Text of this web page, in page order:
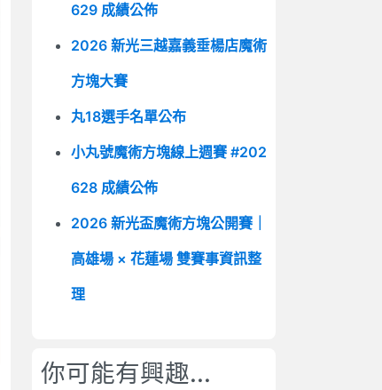
629 成績公佈
2026 新光三越嘉義垂楊店魔術
方塊大賽
丸18選手名單公布
小丸號魔術方塊線上週賽 #202
628 成績公佈
2026 新光盃魔術方塊公開賽｜
高雄場 × 花蓮場 雙賽事資訊整
理
你可能有興趣...